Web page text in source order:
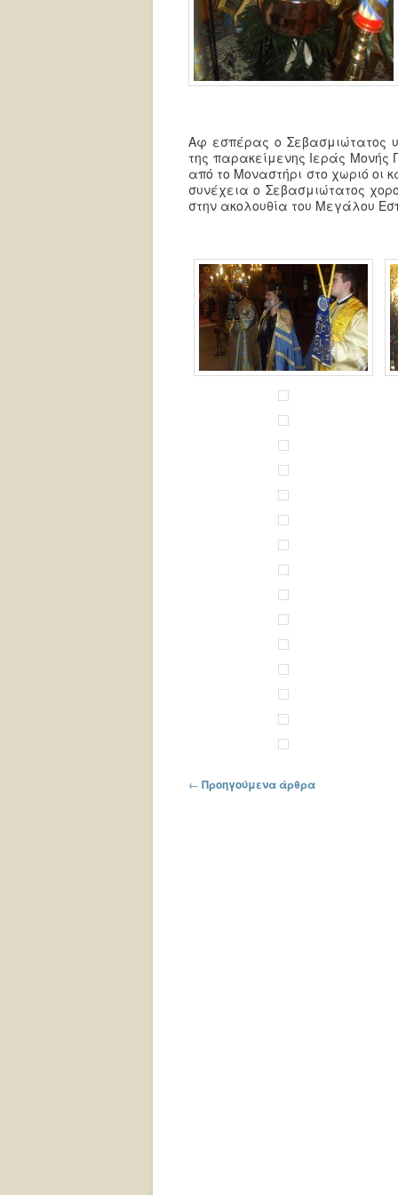
Αφ εσπέρας ο Σεβασμιώτατος
της παρακείμενης Ιεράς Μονής
από το Μοναστήρι στο χωριό οι
συνέχεια ο Σεβασμιώτατος
στην ακολουθία του Μεγάλου
Πλοήγηση στα άρθρα
← Προηγούμενα άρθρα